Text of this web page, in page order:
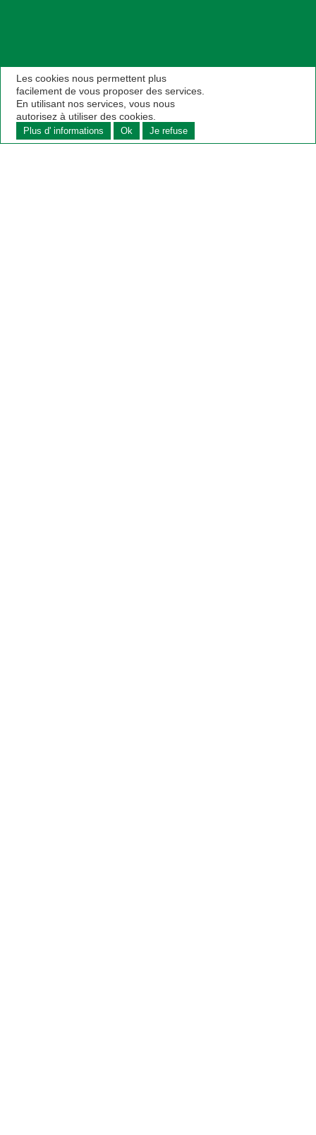
Les cookies nous permettent plus
facilement de vous proposer des services.
En utilisant nos services, vous nous
autorisez à utiliser des cookies.
Plus d' informations Ok Je refuse